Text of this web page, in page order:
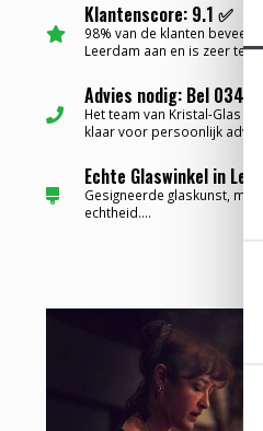
Klantenscore: 9.1 ✅
98% van de klanten beveelt
Leerdam aan en is zeer
Advies nodig: Bel
Het team van Kristal-Glas
klaar voor persoonlijk
Echte Glaswinkel in
Gesigneerde glaskunst, met
echtheid....